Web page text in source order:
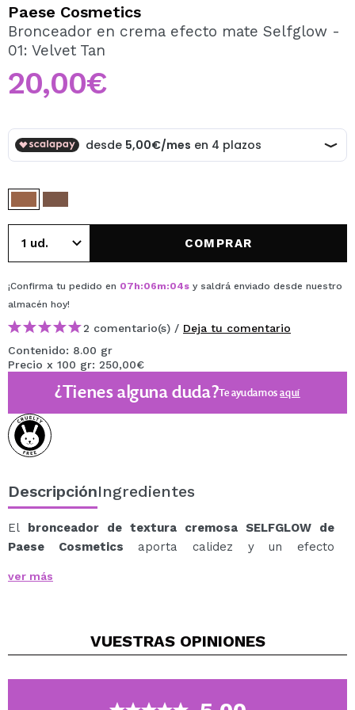
Al crear una cuenta en Maquillalia.com podrás realizar
tus compras rápidamente, revisar el estado de tus
Paese Cosmetics
Bronceador en crema efecto mate Selfglow -
01: Velvet Tan
20,00€
COMPRAR
¡Confirma tu pedido en 07h:06m:04s y saldrá enviado desde nuestro
almacén hoy!
2 comentario(s) / Deja tu comentario
Contenido: 8.00 gr
Precio x 100 gr: 250,00€
¿Tienes alguna duda?Te ayudamosaquí
DescripciónIngredientes
El bronceador de textura cremosa SELFGLOW de
Paese Cosmetics aporta calidez y un efecto
Su fórmula ligera se funde fácilmente con la piel,
Ayuda a realzar el tono del rostro y aportar dimensión
naturalmente bronceado adaptable a cualquier estilo
ver más
VUESTRAS OPINIONES